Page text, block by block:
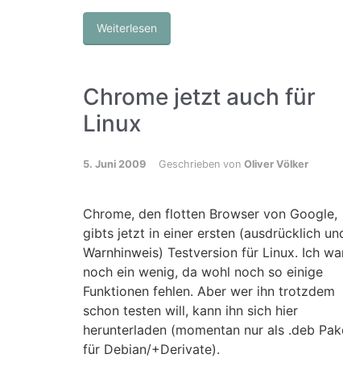
Weiterlesen
Chrome jetzt auch für
Linux
5. Juni 2009 Geschrieben von Oliver Völker
Chrome, den flotten Browser von Google,
gibts jetzt in einer ersten (ausdrücklich
Warnhinweis) Testversion für Linux. Ich
noch ein wenig, da wohl noch so einige
Funktionen fehlen. Aber wer ihn trotzdem
schon testen will, kann ihn sich hier
herunterladen (momentan nur als .deb
für Debian/+Derivate).